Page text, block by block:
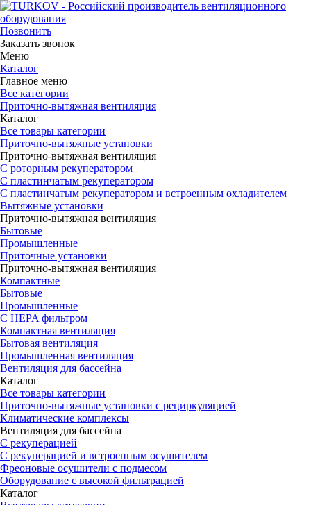
Позвонить
Заказать звонок
Меню
Каталог
Главное меню
Все категории
Приточно-вытяжная вентиляция
Каталог
Все товары категории
Приточно-вытяжные установки
Приточно-вытяжная вентиляция
С роторным рекуператором
С пластинчатым рекуператором
С пластинчатым рекуператором и встроенным охладителем
Вытяжные установки
Приточно-вытяжная вентиляция
Бытовые
Промышленные
Приточные установки
Приточно-вытяжная вентиляция
Компактные
Бытовые
Промышленные
С HEPA фильтром
Компактная вентиляция
Бытовая вентиляция
Промышленная вентиляция
Вентиляция для бассейна
Каталог
Все товары категории
Приточно-вытяжные установки с рециркуляцией
Климатические комплексы
Вентиляция для бассейна
С рекуперацией
С рекуперацией и встроенным осушителем
Фреоновые осушители с подмесом
Оборудование с высокой фильтрацией
Каталог